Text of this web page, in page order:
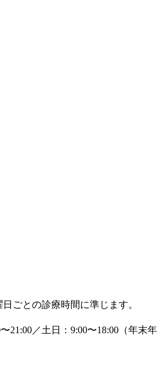
ごとの診療時間に準じます。
21:00／土日：9:00〜18:00（年末年